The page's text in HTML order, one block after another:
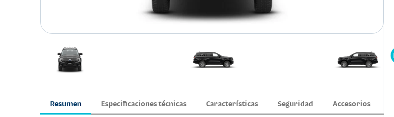
Resumen Especificaciones técnicas Características Seguridad Accesorios